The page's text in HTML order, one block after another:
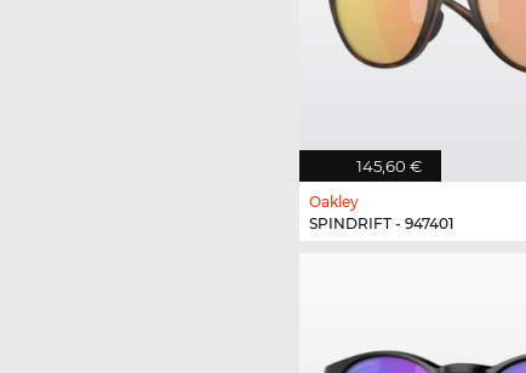
145,60 €
Oakley
SPINDRIFT - 947401